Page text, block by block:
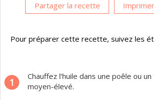
Partager la recette
Pour préparer cette recette, suivez les
1
Chauffez l’huile dans une poêle ou
moyen-élevé.